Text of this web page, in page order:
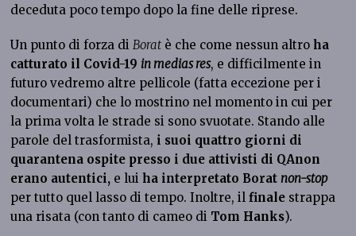
deceduta poco tempo dopo la fine delle riprese.
Un punto di forza diBorat è che come nessun altro ha
catturato il Covid-19 in medias res, e difficilmente in
futuro vedremo altre pellicole (fatta eccezione per i
documentari) che lo mostrino nel momento in cui per
la prima volta le strade si sono svuotate. Stando alle
parole del trasformista, i suoi quattro giorni di
quarantena ospite presso i due attivisti di QAnon
erano autentici, e lui ha interpretato Boratnon-stop
per tutto quel lasso di tempo. Inoltre, ilfinale strappa
una risata (con tanto di cameo di Tom Hanks).